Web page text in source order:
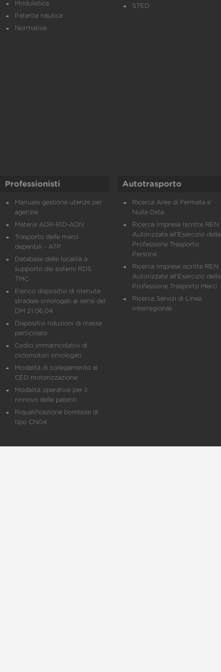
Modulistica
Patente nautica
Normativa
STED
Professionisti
Manuale gestione utenze per
agenzie
Materia ADR-RID-ADN
Trasporto delle merci
deperibili - ATP
Database delle località a
supporto dei sistemi RDS
TMC
Elenco dispositivi di ritenuta
stradale omologati ai sensi del
DM 21.06.04
Dispositivi riduzioni di massa
particolato
Codici immatricolativi di
ciclomotori omologati
Modalità di collegamento al
CED motorizzazione
Modalità operative per il
rinnovo delle patenti
Riqualificazione bombole di
tipo CNG4
Autotrasporto
Ricerca Aree di Fermata e
Nulla Osta
Ricerca Imprese Iscritte REN
Autorizzate all'Esercizio della
Professione Trasporto
Persone
Ricerca Imprese iscritte REN
Autorizzate all'Esercizio della
Professione Trasporto Merci
Ricerca Servizi di Linea
Interregionali